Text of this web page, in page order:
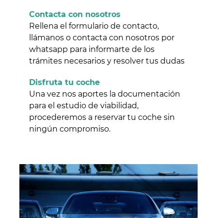
Contacta con nosotros
Rellena el formulario de contacto,
llámanos o contacta con nosotros por
whatsapp para informarte de los
trámites necesarios y resolver tus dudas
Disfruta tu coche
Una vez nos aportes la documentación
para el estudio de viabilidad,
procederemos a reservar tu coche sin
ningún compromiso.